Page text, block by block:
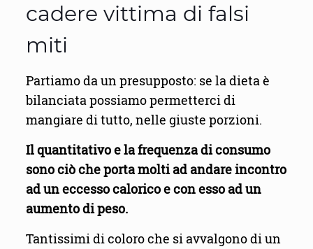
cadere vittima di falsi
miti
Partiamo da un presupposto: se la dieta è
bilanciata possiamo permetterci di
mangiare di tutto, nelle giuste porzioni.
Il quantitativo e la frequenza di consumo
sono ciò che porta molti ad andare incontro
ad un eccesso calorico e con esso ad un
aumento di peso.
Tantissimi di coloro che si avvalgono di un